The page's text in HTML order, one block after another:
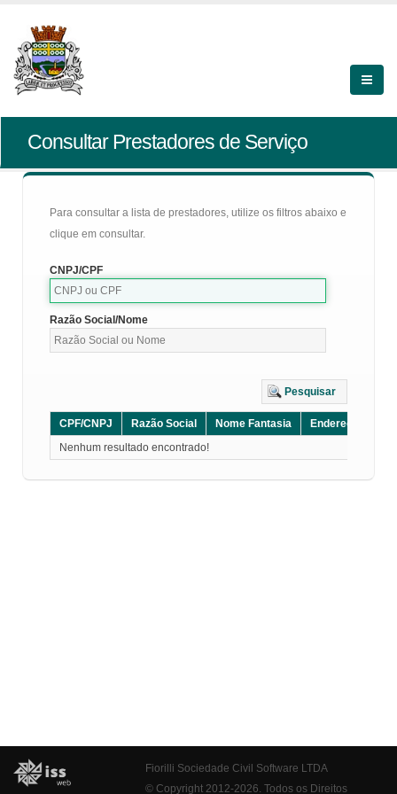
Consultar Prestadores de Serviço
Para consultar a lista de prestadores, utilize os filtros abaixo e
clique em consultar.
CNPJ/CPF
Razão Social/Nome
Pesquisar
CPF/CNPJ Razão Social Nome Fantasia Endereço
Nenhum resultado encontrado!
Fiorilli Sociedade Civil Software LTDA
© Copyright 2012-2026. Todos os Direitos